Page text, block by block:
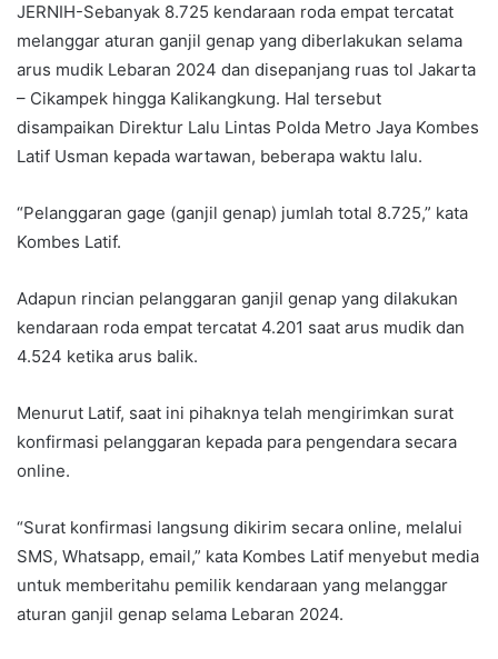
JERNIH-Sebanyak 8.725 kendaraan roda empat tercatat
melanggar aturan ganjil genap yang diberlakukan selama
arus mudik Lebaran 2024 dan disepanjang ruas tol Jakarta
– Cikampek hingga Kalikangkung. Hal tersebut
disampaikan Direktur Lalu Lintas Polda Metro Jaya Kombes
Latif Usman kepada wartawan, beberapa waktu lalu.
“Pelanggaran gage (ganjil genap) jumlah total 8.725,” kata
Kombes Latif.
Adapun rincian pelanggaran ganjil genap yang dilakukan
kendaraan roda empat tercatat 4.201 saat arus mudik dan
4.524 ketika arus balik.
Menurut Latif, saat ini pihaknya telah mengirimkan surat
konfirmasi pelanggaran kepada para pengendara secara
online.
“Surat konfirmasi langsung dikirim secara online, melalui
SMS, Whatsapp, email,” kata Kombes Latif menyebut media
untuk memberitahu pemilik kendaraan yang melanggar
aturan ganjil genap selama Lebaran 2024.